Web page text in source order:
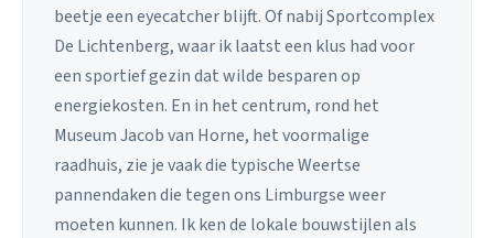
beetje een eyecatcher blijft. Of nabij Sportcomplex
De Lichtenberg, waar ik laatst een klus had voor
een sportief gezin dat wilde besparen op
energiekosten. En in het centrum, rond het
Museum Jacob van Horne, het voormalige
raadhuis, zie je vaak die typische Weertse
pannendaken die tegen ons Limburgse weer
moeten kunnen. Ik ken de lokale bouwstijlen als